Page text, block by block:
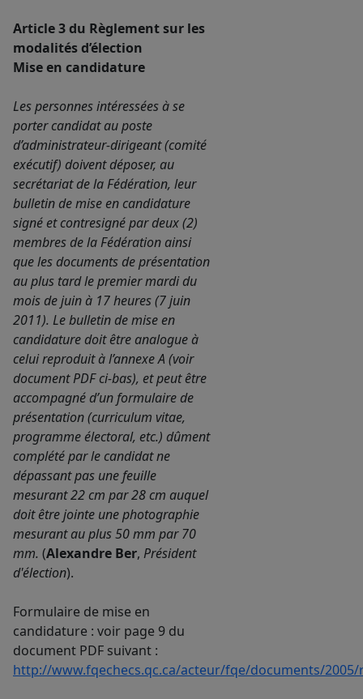
Article 3 du Règlement sur les
modalités d’élection
Mise en candidature
Les personnes intéressées à se
porter candidat au poste
d’administrateur-dirigeant (comité
exécutif) doivent déposer, au
secrétariat de la Fédération, leur
bulletin de mise en candidature
signé et contresigné par deux (2)
membres de la Fédération ainsi
que les documents de présentation
au plus tard le premier mardi du
mois de juin à 17 heures (7 juin
2011). Le bulletin de mise en
candidature doit être analogue à
celui reproduit à l’annexe A (voir
document PDF ci-bas), et peut être
accompagné d’un formulaire de
présentation (curriculum vitae,
programme électoral, etc.) dûment
complété par le candidat ne
dépassant pas une feuille
mesurant 22 cm par 28 cm auquel
doit être jointe une photographie
mesurant au plus 50 mm par 70
mm. (Alexandre Ber, Président
d'élection).
Formulaire de mise en
candidature : voir page 9 du
document PDF suivant :
http://www.fqechecs.qc.ca/acteur/fqe/documents/